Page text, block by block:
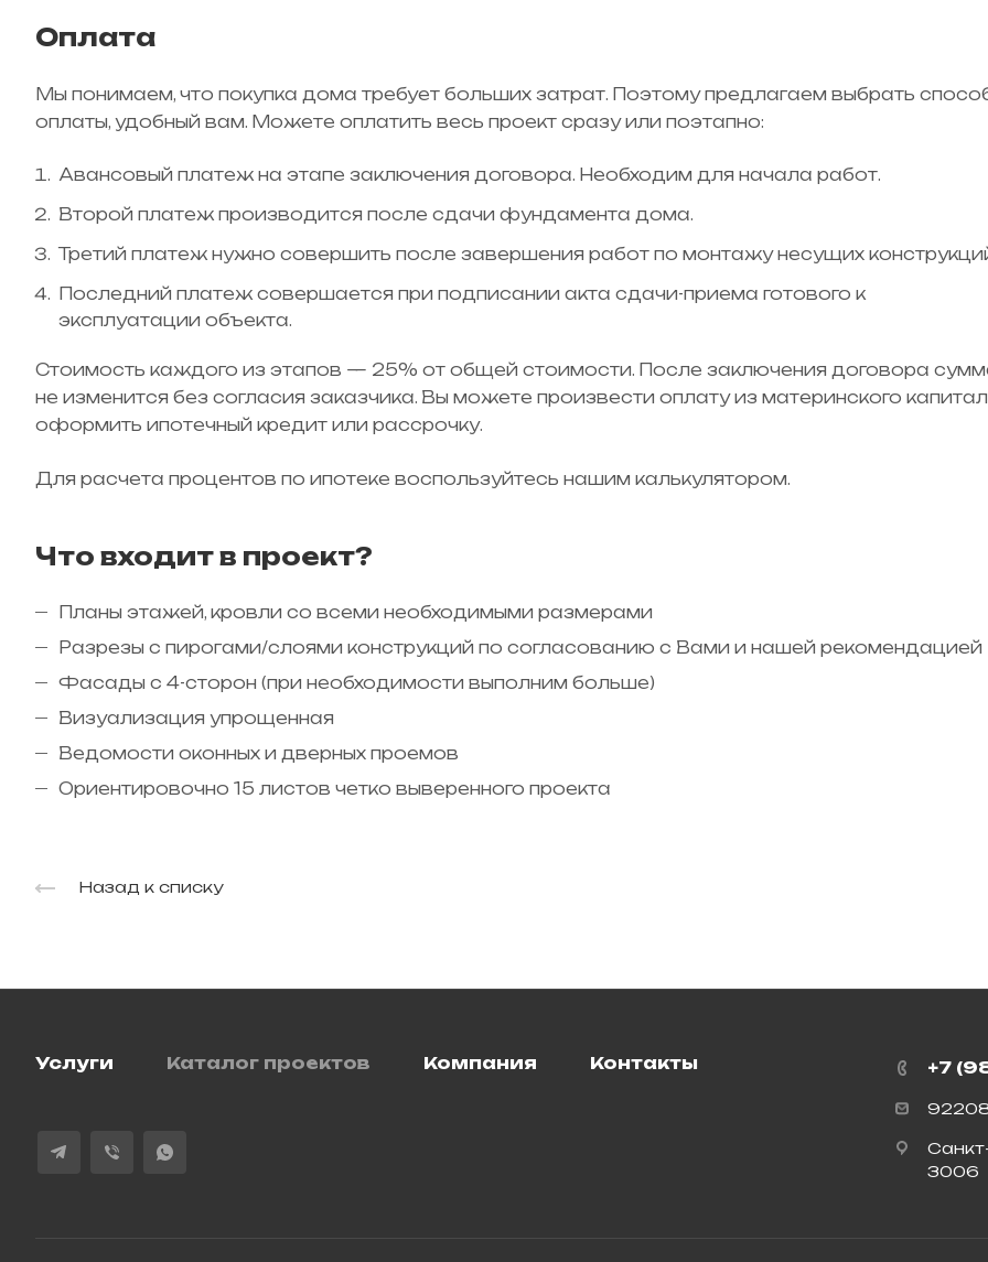
Оплата
Мы понимаем, что покупка дома требует больших затрат. Поэтому предлагаем выбрать
оплаты, удобный вам. Можете оплатить весь проект сразу или поэтапно:
Авансовый платеж на этапе заключения договора. Необходим для начала работ.
Второй платеж производится после сдачи фундамента дома.
Третий платеж нужно совершить после завершения работ по монтажу несущих
Последний платеж совершается при подписании акта сдачи-приема готового к
эксплуатации объекта.
Стоимость каждого из этапов — 25% от общей стоимости. После заключения договора
не изменится без согласия заказчика. Вы можете произвести оплату из материнского
оформить ипотечный кредит или рассрочку.
Для расчета процентов по ипотеке воспользуйтесь нашим калькулятором.
Что входит в проект?
Планы этажей, кровли со всеми необходимыми размерами
Разрезы с пирогами/слоями конструкций по согласованию с Вами и нашей рекомендацией
Фасады с 4-сторон (при необходимости выполним больше)
Визуализация упрощенная
Ведомости оконных и дверных проемов
Ориентировочно 15 листов четко выверенного проекта
Назад к списку
Услуги Каталог проектов Компания Контакты +7
3006